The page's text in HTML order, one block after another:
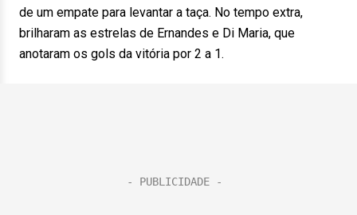
de um empate para levantar a taça. No tempo extra,
brilharam as estrelas de Ernandes e Di Maria, que
anotaram os gols da vitória por 2 a 1.